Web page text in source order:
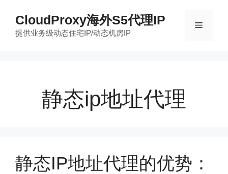
CloudProxy海外S5代理IP
提供业务级动态住宅IP/动态机房IP
菜
静态ip地址代理
静态IP地址代理的优势：